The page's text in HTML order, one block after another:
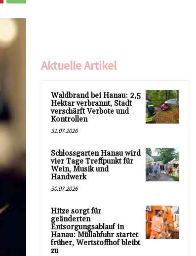
Aktuelle Artikel
Waldbrand bei Hanau: 2,5
Hektar verbrannt, Stadt
verschärft Verbote und
Kontrollen
31.07.2026
Schlossgarten Hanau wird
vier Tage Treffpunkt für
Wein, Musik und
Handwerk
30.07.2026
Hitze sorgt für
geänderten
Entsorgungsablauf in
Hanau: Müllabfuhr startet
früher, Wertstoffhof bleibt
zu